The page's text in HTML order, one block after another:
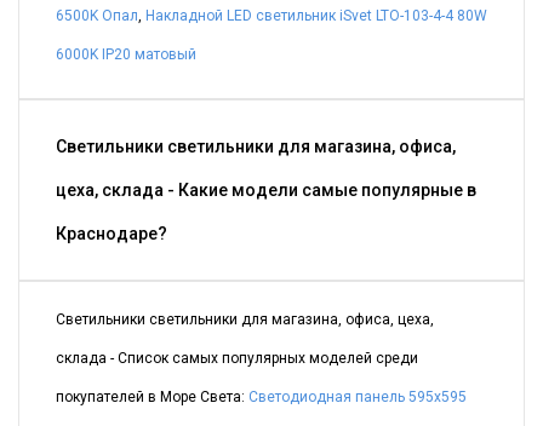
6500K Опал, Накладной LED светильник iSvet LTO-103-4-4 80W
6000K IP20 матовый
Светильники светильники для магазина, офиса,
цеха, склада - Какие модели самые популярные в
Краснодаре?
Светильники светильники для магазина, офиса, цеха,
склада - Список самых популярных моделей среди
покупателей в Море Света: Светодиодная панель 595x595